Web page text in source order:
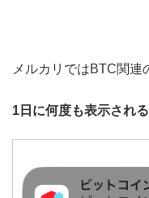
メルカリではBTC関連
1日に何度も表示される